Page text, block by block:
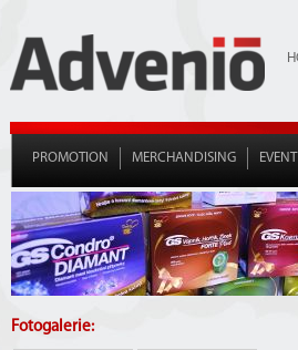
PROMOTION MERCHANDISING
Fotogalerie: